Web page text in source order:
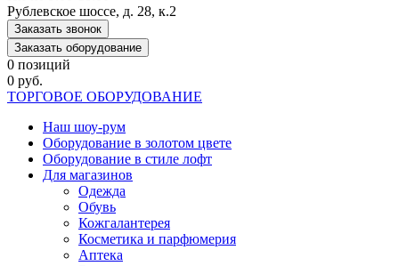
Рублевское шоссе, д. 28, к.2
Заказать звонок
Заказать оборудование
0 позиций
0 руб.
ТОРГОВОЕ ОБОРУДОВАНИЕ
Наш шоу-рум
Оборудование в золотом цвете
Оборудование в стиле лофт
Для магазинов
Одежда
Обувь
Кожгалантерея
Косметика и парфюмерия
Аптека